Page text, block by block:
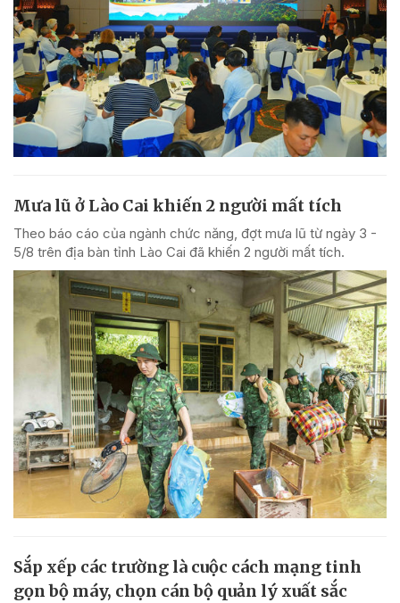
Mưa lũ ở Lào Cai khiến 2 người mất tích
Theo báo cáo của ngành chức năng, đợt mưa lũ từ ngày 3 -
5/8 trên địa bàn tỉnh Lào Cai đã khiến 2 người mất tích.
Sắp xếp các trường là cuộc cách mạng tinh
gọn bộ máy, chọn cán bộ quản lý xuất sắc